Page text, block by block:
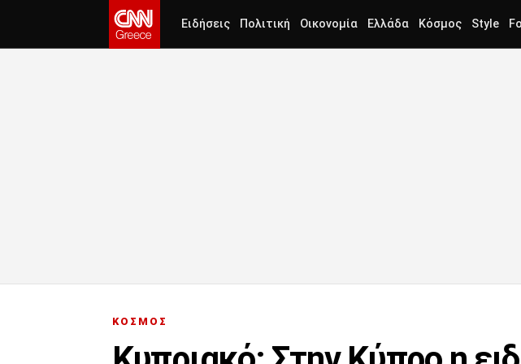
Ειδήσεις Πολιτική Οικονομία Ελλάδα Κόσμος Style
ΚΟΣΜΟΣ